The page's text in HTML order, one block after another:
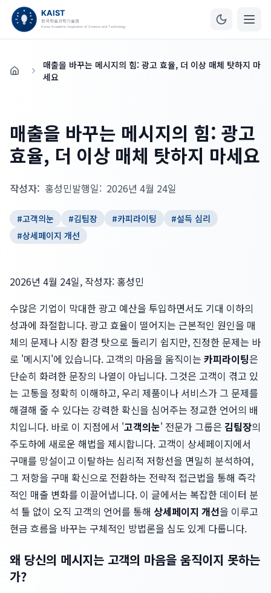
홈
매출을 바꾸는 메시지의 힘: 광고 효율, 더 이상 매체 탓하지 마
세요
매출을 바꾸는 메시지의 힘: 광고
효율, 더 이상 매체 탓하지 마세요
작성자: 홍성민발행일: 2026년 4월 24일
#고객의눈 #김팀장 #카피라이팅 #설득 심리
#상세페이지 개선
2026년 4월 24일, 작성자: 홍성민
수많은 기업이 막대한 광고 예산을 투입하면서도 기대 이하의
성과에 좌절합니다. 광고 효율이 떨어지는 근본적인 원인을 매
체의 문제나 시장 환경 탓으로 돌리기 쉽지만, 진정한 문제는 바
로 '메시지'에 있습니다. 고객의 마음을 움직이는 카피라이팅은
단순히 화려한 문장의 나열이 아닙니다. 그것은 고객이 겪고 있
는 고통을 정확히 이해하고, 우리 제품이나 서비스가 그 문제를
해결해 줄 수 있다는 강력한 확신을 심어주는 정교한 언어의 배
치입니다. 바로 이 지점에서 '고객의눈' 전문가 그룹은 김팀장의
주도하에 새로운 해법을 제시합니다. 고객이 상세페이지에서
구매를 망설이고 이탈하는 심리적 저항선을 면밀히 분석하여,
그 저항을 구매 확신으로 전환하는 전략적 접근법을 통해 즉각
적인 매출 변화를 이끌어냅니다. 이 글에서는 복잡한 데이터 분
석 툴 없이 오직 고객의 언어를 통해 상세페이지 개선을 이루고
현금 흐름을 바꾸는 구체적인 방법론을 심도 있게 다룹니다.
왜 당신의 메시지는 고객의 마음을 움직이지 못하는
가?